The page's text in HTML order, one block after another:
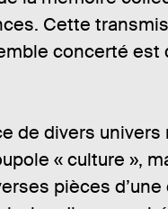
Cette
concerté est
de divers
« culture »,
pièces